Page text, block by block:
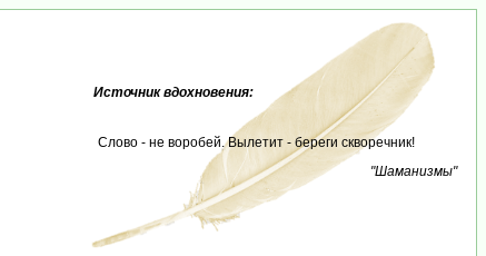
Источник вдохновения:
Слово - не воробей. Вылетит - береги скворечник!
"Шаманизмы"